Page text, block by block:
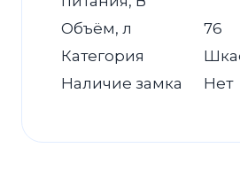
Объём, л
76
Категория
Наличие замка
Нет